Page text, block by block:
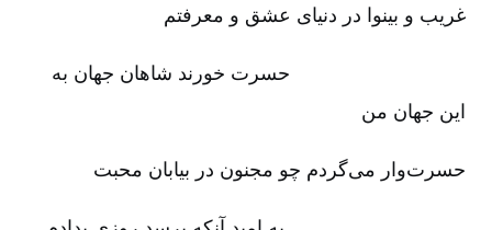
غریب و بینوا در دنیای عشق و معرفتم‌
حسرت خورند شاهان جهان به
این جهان من‌
حسرت‌وار می‌گردم چو مجنون در بیابان محبت‌